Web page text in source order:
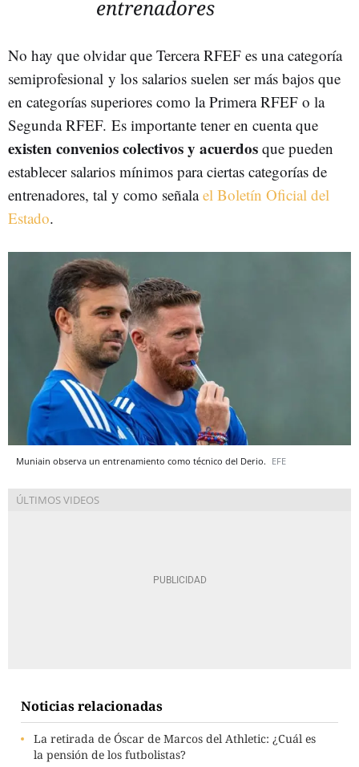
entrenadores
No hay que olvidar que Tercera RFEF es una categoría
semiprofesional y los salarios suelen ser más bajos que
en categorías superiores como la Primera RFEF o la
Segunda RFEF. Es importante tener en cuenta que
existen convenios colectivos y acuerdos que pueden
establecer salarios mínimos para ciertas categorías de
entrenadores, tal y como señalael Boletín Oficial del
Estado.
Muniain observa un entrenamiento como técnico del Derio. EFE
Noticias relacionadas
La retirada de Óscar de Marcos del Athletic: ¿Cuál es
la pensión de los futbolistas?